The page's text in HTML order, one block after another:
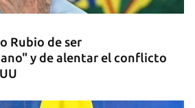
Rubio de ser
y de alentar el conflicto